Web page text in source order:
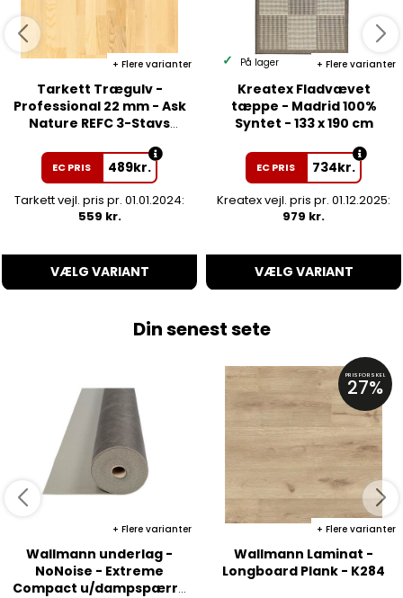
Flere varianter
Tarkett Trægulv -
Professional 22 mm - Ask
Nature REFC 3-Stavs
EC PRIS 489kr.
Tarkett vejl. pris pr. 01.01.2024:
559 kr.
VÆLG VARIANT
Flere varianter
På lager
Kreatex Fladvævet
tæppe - Madrid 100%
Syntet - 133 x 190 cm
EC PRIS 734kr.
Kreatex vejl. pris pr. 01.12.2025:
979 kr.
VÆLG VARIANT
Din senest sete
Flere varianter
Wallmann underlag -
NoNoise - Extreme
Compact u/dampspærre
PRISFORSKEL
27%
Flere varianter
Wallmann Laminat -
Longboard Plank - K284